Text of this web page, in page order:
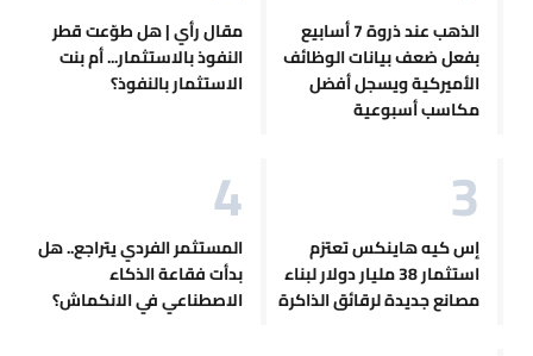
الذهب عند ذروة 7 أسابيع
بفعل ضعف بيانات الوظائف
الأميركية ويسجل أفضل
مكاسب أسبوعية
مقال رأي | هل طوّعت قطر
النفوذ بالاستثمار... أم بنت
الاستثمار بالنفوذ؟
إس كيه هاينكس تعتزم
استثمار 38 مليار دولار لبناء
مصانع جديدة لرقائق الذاكرة
المستثمر الفردي يتراجع.. هل
بدأت فقاعة الذكاء
الاصطناعي في الانكماش؟